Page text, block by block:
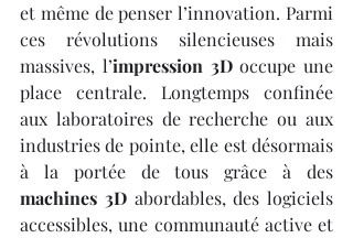
et même de penser l’innovation. Parmi
ces révolutions silencieuses mais
massives, l’impression 3D occupe une
place centrale. Longtemps confinée
aux laboratoires de recherche ou aux
industries de pointe, elle est désormais
machines 3D abordables, des logiciels
accessibles, une communauté active et